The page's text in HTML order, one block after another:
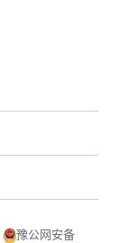
豫公网安备